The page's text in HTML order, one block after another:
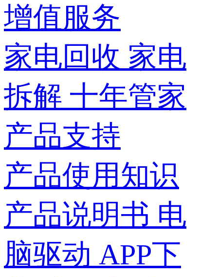
增值服务
家电回收 家电
拆解 十年管家
产品支持
产品使用知识
产品说明书 电
脑驱动 APP下